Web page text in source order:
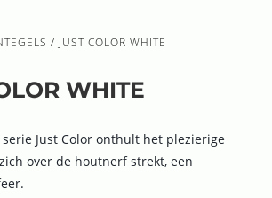
/ JUST COLOR WHITE
WHITE
Just Color onthult het plezierige
over de houtnerf strekt, een